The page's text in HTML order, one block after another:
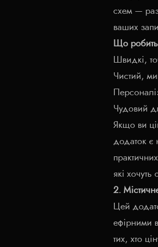
схем —
ваших
Що
Швидкі,
Чистий,
Чудовий
Якщо ви
додаток є
які хочуть
2.
Цей
ефірними
тих, хто